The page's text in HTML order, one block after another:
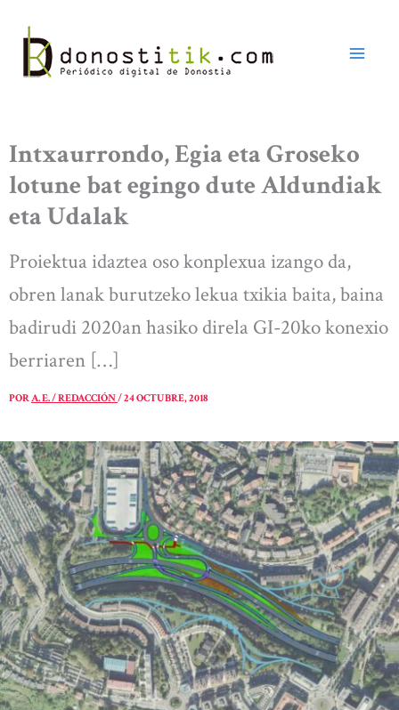
contenido
Intxaurrondo, Egia eta Groseko
lotune bat egingo dute Aldundiak
eta Udalak
Proiektua idaztea oso konplexua izango da,
obren lanak burutzeko lekua txikia baita, baina
badirudi 2020an hasiko direla GI-20ko konexio
berriaren […]
PORA. E. / REDACCIÓN/24 OCTUBRE, 2018